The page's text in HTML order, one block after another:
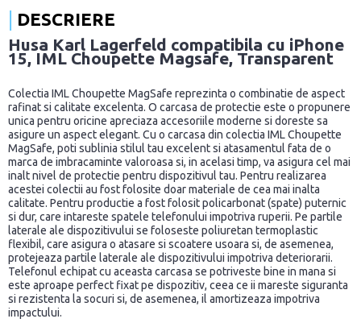
DESCRIERE
Husa Karl Lagerfeld compatibila cu iPhone
15, IML Choupette Magsafe, Transparent
Colectia IML Choupette MagSafe reprezinta o combinatie de aspect
rafinat si calitate excelenta. O carcasa de protectie este o propunere
unica pentru oricine apreciaza accesoriile moderne si doreste sa
asigure un aspect elegant. Cu o carcasa din colectia IML Choupette
MagSafe, poti sublinia stilul tau excelent si atasamentul fata de o
marca de imbracaminte valoroasa si, in acelasi timp, va asigura cel mai
inalt nivel de protectie pentru dispozitivul tau. Pentru realizarea
acestei colectii au fost folosite doar materiale de cea mai inalta
calitate. Pentru productie a fost folosit policarbonat (spate) puternic
si dur, care intareste spatele telefonului impotriva ruperii. Pe partile
laterale ale dispozitivului se foloseste poliuretan termoplastic
flexibil, care asigura o atasare si scoatere usoara si, de asemenea,
protejeaza partile laterale ale dispozitivului impotriva deteriorarii.
Telefonul echipat cu aceasta carcasa se potriveste bine in mana si
este aproape perfect fixat pe dispozitiv, ceea ce ii mareste siguranta
si rezistenta la socuri si, de asemenea, il amortizeaza impotriva
impactului.